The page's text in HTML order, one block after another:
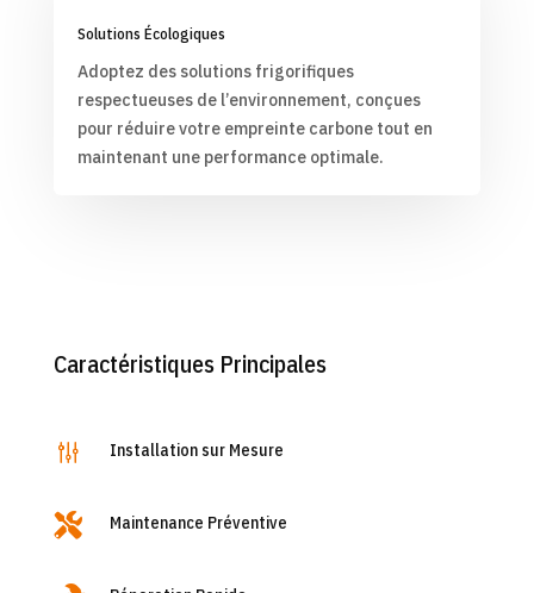
Solutions Écologiques
Adoptez des solutions frigorifiques
respectueuses de l’environnement, conçues
pour réduire votre empreinte carbone tout en
maintenant une performance optimale.
Caractéristiques Principales
g Installation sur Mesure
 Maintenance Préventive